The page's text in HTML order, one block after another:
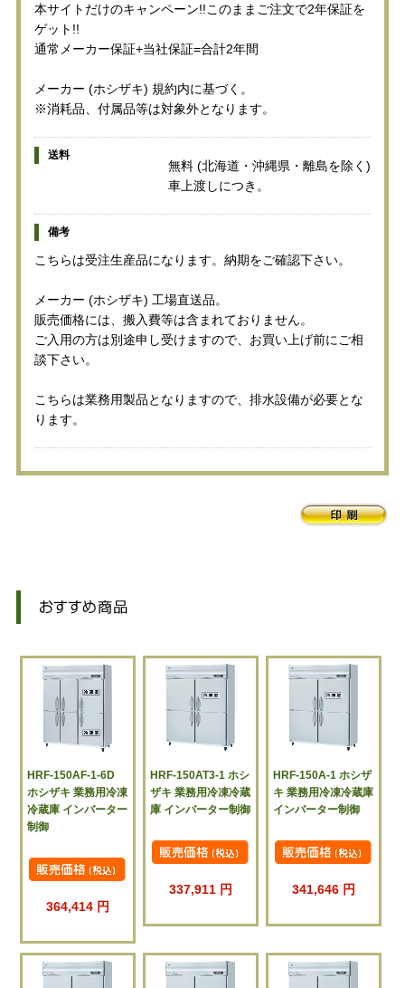
本サイトだけのキャンペーン!!このままご注文で2年保証を
ゲット!!
通常メーカー保証+当社保証=合計2年間
メーカー (ホシザキ) 規約内に基づく。
※消耗品、付属品等は対象外となります。
送料
無料 (北海道・沖縄県・離島を除く)
車上渡しにつき。
備考
こちらは受注生産品になります。納期をご確認下さい。
メーカー (ホシザキ) 工場直送品。
販売価格には、搬入費等は含まれておりません。
ご入用の方は別途申し受けますので、お買い上げ前にご相
談下さい。
こちらは業務用製品となりますので、排水設備が必要とな
ります。
HRF-150AF-1-6D
ホシザキ 業務用冷凍
冷蔵庫 インバーター
制御
364,414 円
HRF-150AT3-1 ホシ
ザキ 業務用冷凍冷蔵
庫 インバーター制御
337,911 円
HRF-150A-1 ホシザ
キ 業務用冷凍冷蔵庫
インバーター制御
341,646 円